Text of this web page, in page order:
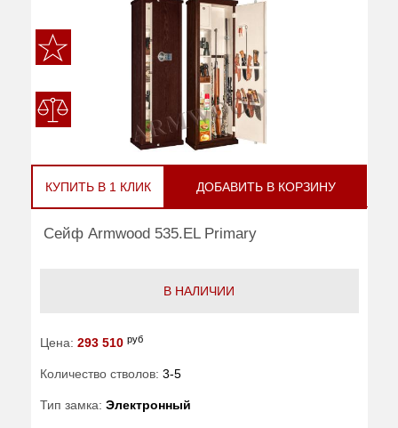
КУПИТЬ В 1 КЛИК ДОБАВИТЬ В КОРЗИНУ
Сейф Armwood 535.EL Primary
В НАЛИЧИИ
Цена: 293 510 руб
Количество стволов: 3-5
Тип замка: Электронный